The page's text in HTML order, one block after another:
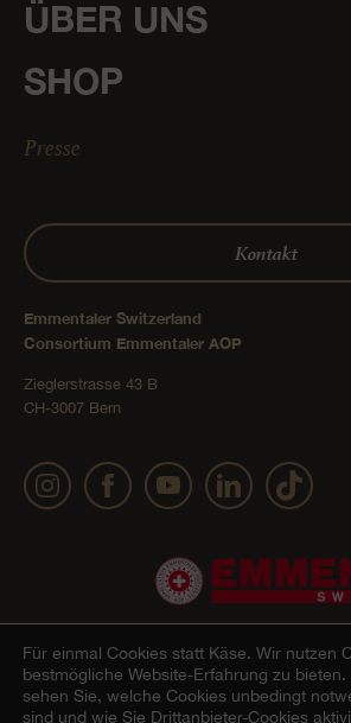
ÜBER UNS
SHOP
Presse
Kontakt
Emmentaler Switzerland
Consortium Emmentaler AOP
Zieglerstrasse 43 B
CH-3007 Bern
© 2022 Emmentaler AOP |Impressum |Datenschutz |
Für einmal Cookies statt Käse. Wir nutzen
bestmögliche Website-Erfahrung zu bieten.
sehen Sie, welche Cookies unbedingt
sind und wie Sie Drittanbieter-Cookies